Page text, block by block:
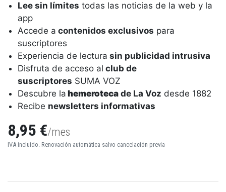
Lee sin límites todas las noticias de la web y la
app
Accede a contenidos exclusivos para
suscriptores
Experiencia de lectura sin publicidad intrusiva
Disfruta de acceso al club de
suscriptores SUMA VOZ
Descubre la hemeroteca de La Voz desde 1882
Recibe newsletters informativas
8,95 €/mes
IVA incluido. Renovación automática salvo cancelación previa